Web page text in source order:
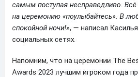
самым поступая несправедливо.
на церемонию «поулыбайтесь». В
спокойной ночи!», — написал
социальных сетях.
Напомним, что на церемонии The
Awards 2023 лучшим игроком года